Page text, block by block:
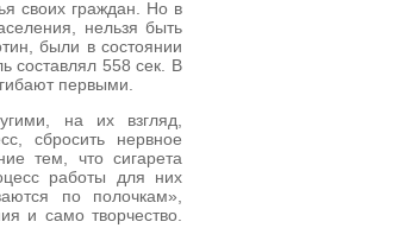
своих граждан. Но в
нельзя быть
были в состоянии
составлял 558 сек. В
первыми.
на их взгляд,
сбросить нервное
тем, что сигарета
работы для них
по полочкам»,
и само творчество.